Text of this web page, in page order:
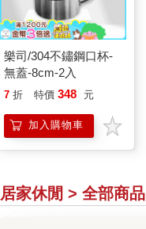
樂司/304不鏽鋼口杯-
無蓋-8cm-2入
7 折 特價 348 元
加入購物車
居家休閒 > 全部商品